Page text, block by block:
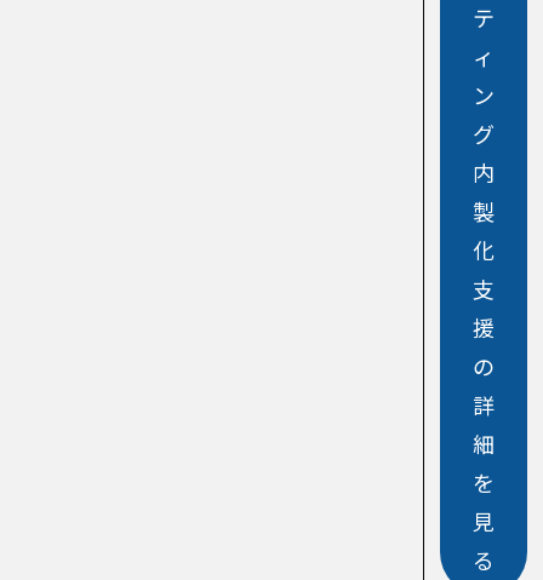
テ
ィ
ン
グ
内
製
化
支
援
の
詳
細
を
見
る